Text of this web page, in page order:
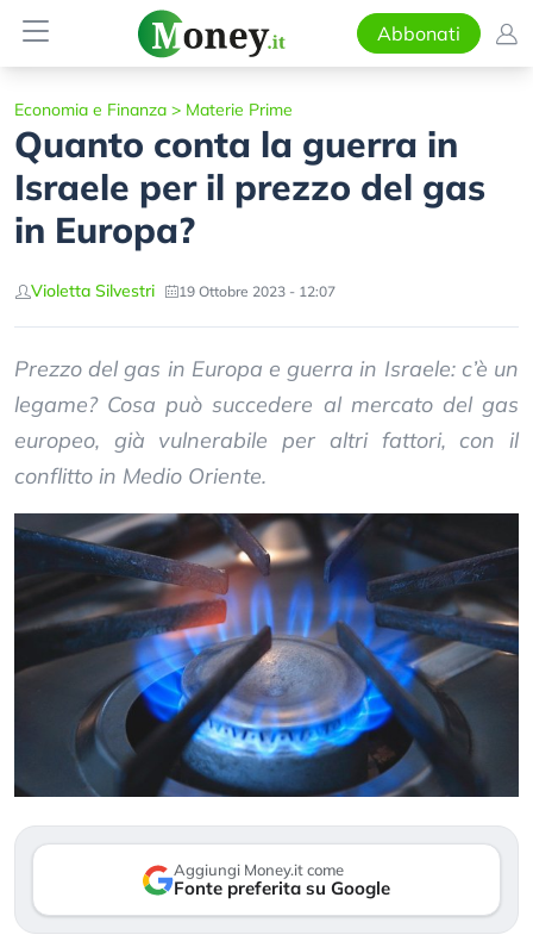
Abbonati
Economia e Finanza > Materie Prime
Quanto conta la guerra in
Israele per il prezzo del gas
in Europa?
Violetta Silvestri 19 Ottobre 2023 - 12:07
Prezzo del gas in Europa e guerra in Israele: c’è un
legame? Cosa può succedere al mercato del gas
europeo, già vulnerabile per altri fattori, con il
conflitto in Medio Oriente.
Aggiungi Money.it come
Fonte preferita su Google